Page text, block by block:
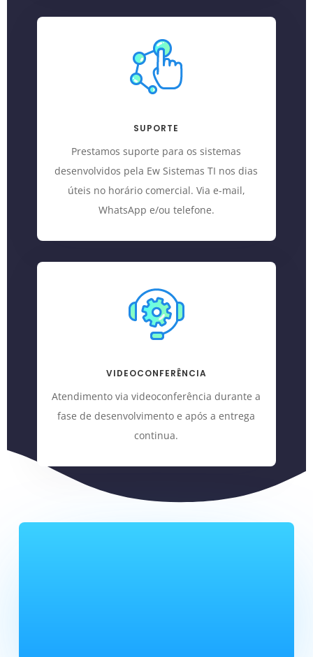
SUPORTE
Prestamos suporte para os sistemas
desenvolvidos pela Ew Sistemas TI nos dias
úteis no horário comercial. Via e-mail,
WhatsApp e/ou telefone.
VIDEOCONFERÊNCIA
Atendimento via videoconferência durante a
fase de desenvolvimento e após a entrega
continua.